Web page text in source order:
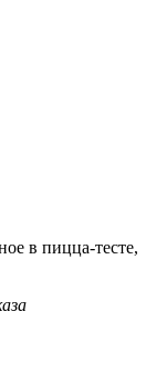
в пицца-тесте,